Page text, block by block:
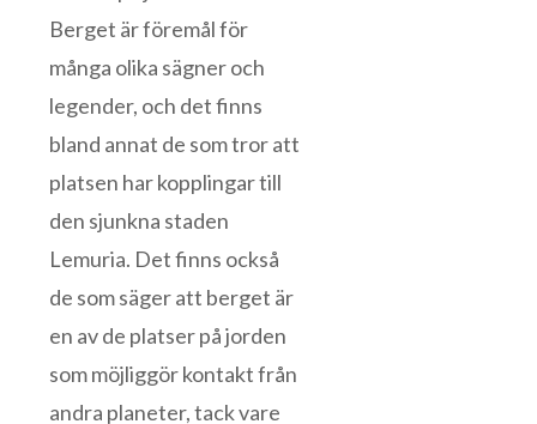
Berget är föremål för
många olika sägner och
legender, och det finns
bland annat de som tror att
platsen har kopplingar till
den sjunkna staden
Lemuria. Det finns också
de som säger att berget är
en av de platser på jorden
som möjliggör kontakt från
andra planeter, tack vare